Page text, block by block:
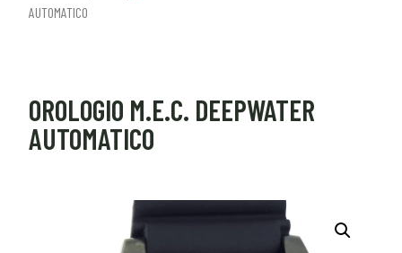
AUTOMATICO
OROLOGIO M.E.C. DEEPWATER
AUTOMATICO